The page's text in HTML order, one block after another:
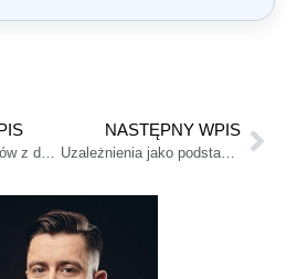
Egzekucja kontaktów z dzieckiem (zagrożenie nakazaniem zapłaty)
NASTĘPNY WPIS
Uzależnienia jako podstawa rozwodu (hazard / narkotyki)